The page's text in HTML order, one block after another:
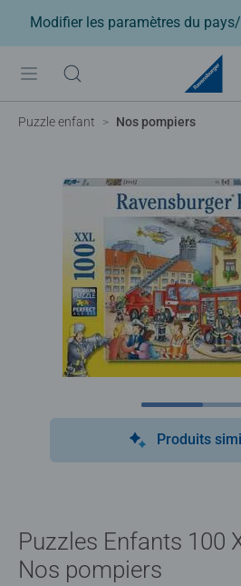
Modifier les paramètres du
Puzzle enfant Nos pompiers
Produits
Puzzles Enfants 100
Nos pompiers